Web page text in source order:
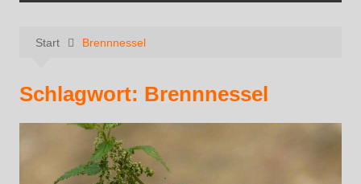
Start Brennnessel
Schlagwort: Brennnessel